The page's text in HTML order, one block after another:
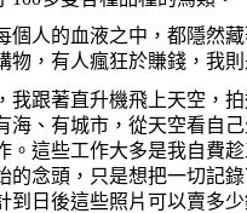
個人的血液之中，都隱然
物，有人瘋狂於賺錢，我則
我跟著直升機飛上天空，
海、有城市，從天空看自
。這些工作大多是我自費
的念頭，只是想把一切記錄
到日後這些照片可以賣多少